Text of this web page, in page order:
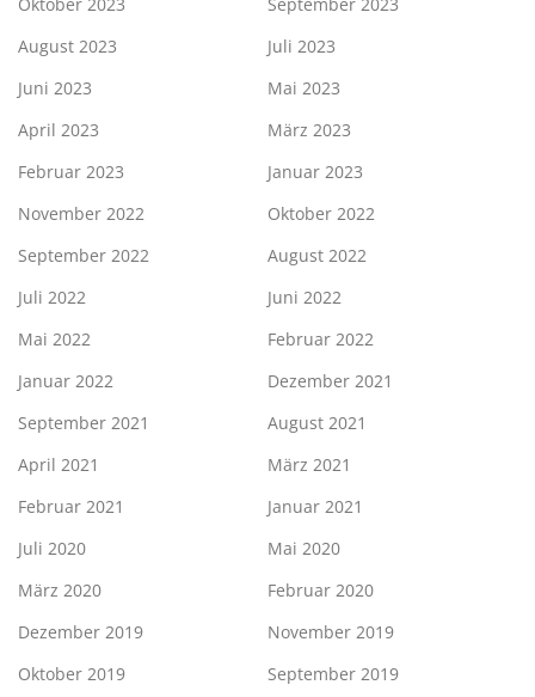
August 2023
Juli 2023
Juni 2023
Mai 2023
April 2023
März 2023
Februar 2023
Januar 2023
November 2022
Oktober 2022
September 2022
August 2022
Juli 2022
Juni 2022
Mai 2022
Februar 2022
Januar 2022
Dezember 2021
September 2021
August 2021
April 2021
März 2021
Februar 2021
Januar 2021
Juli 2020
Mai 2020
März 2020
Februar 2020
Dezember 2019
November 2019
Oktober 2019
September 2019